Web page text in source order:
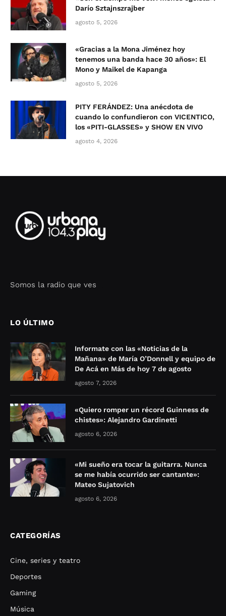
Darío Sztajnszrajber
agosto 5, 2026
«Gracias a la Mona Jiménez hoy
tenemos una banda hace 30 años»: El
Mono y Maikel de Kapanga
agosto 5, 2026
PITY FERÁNDEZ: Una anécdota de
cuando lo confundieron con VICENTICO,
los «PITI-GLASSES» y SHOW EN VIVO
agosto 4, 2026
Somos la radio que ves
LO ÚLTIMO
Informate con las «Noticias de la
Mañana» de María O’Donnell y equipo de
De Acá en Más de hoy 7 de agosto
agosto 7, 2026
«Quiero romper un récord Guinness de
chistes»: Alejandro Gardinetti
agosto 6, 2026
«Mi sueño era tocar la guitarra. Nunca
se me había ocurrido ser cantante»:
Mateo Sujatovich
agosto 6, 2026
CATEGORÍAS
Cine, series y teatro
Deportes
Gaming
Música